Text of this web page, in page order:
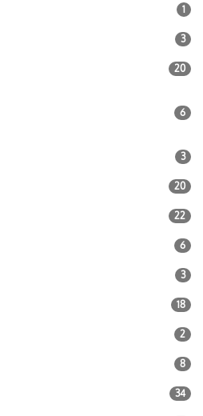
1
3
20
6
3
20
22
6
3
18
2
8
34